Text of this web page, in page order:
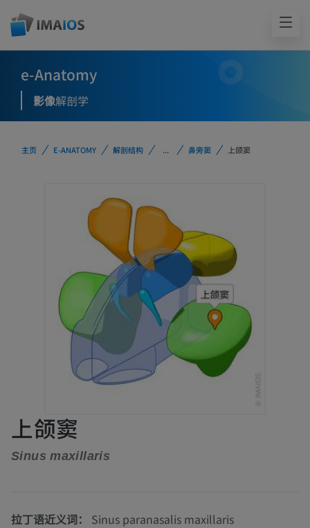
e-Anatomy
影像解剖学
主页 E-ANATOMY 解剖结构 ... 鼻旁窦 上颌窦
上颌窦
Sinus maxillaris
拉丁语近义词：
Sinus paranasalis maxillaris